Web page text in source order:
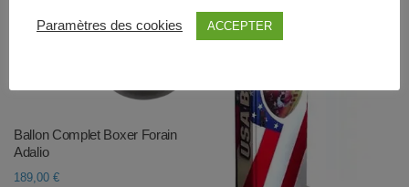
Ballon Complet Boxer Forain
Adalio
189,00 €
Paramètres des cookies ACCEPTER